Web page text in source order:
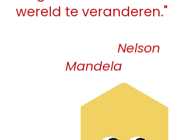
wereld te veranderen."
Nelson
Mandela